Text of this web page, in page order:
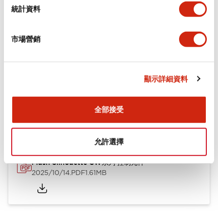
統計資料
市場營銷
顯示詳細資料
全部接受
允許選擇
機械規格
型錄和宣傳手冊 認證與標準
Flush Silhouette CW系列 控制元件
2025/10/14.PDF1.61MB